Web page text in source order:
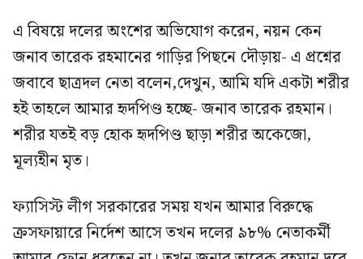
এ বিষয়ে দলের অংশের অভিযোগ করেন, নয়ন কেন
জনাব তারেক রহমানের গাড়ির পিছনে দৌড়ায়- এ প্রশ্নের
জবাবে ছাত্রদল নেতা বলেন,দেখুন, আমি যদি একটা শরীর
হই তাহলে আমার হৃদপিণ্ড হচ্ছে- জনাব তারেক রহমান।
শরীর যতই বড় হোক হৃদপিণ্ড ছাড়া শরীর অকেজো,
মূল্যহীন মৃত।
ফ্যাসিস্ট লীগ সরকারের সময় যখন আমার বিরুদ্ধে
ক্রসফায়ারে নির্দেশ আসে তখন দলের ৯৮% নেতাকর্মী